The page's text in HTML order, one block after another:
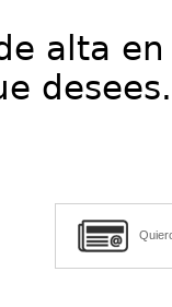
alta
desees.